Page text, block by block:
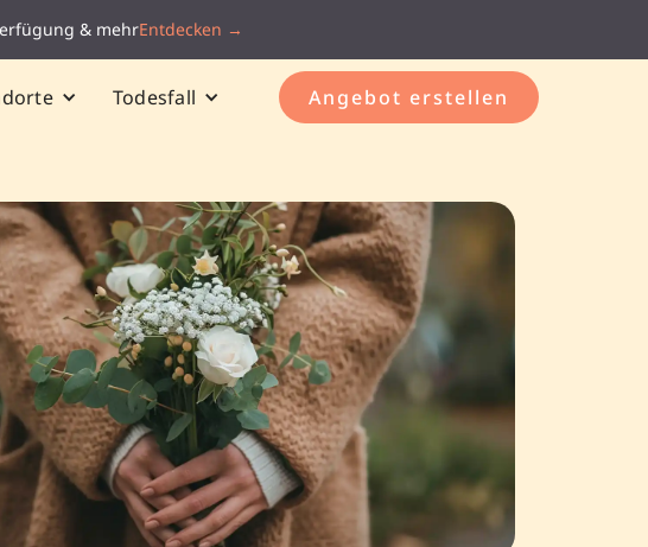
& mehrEntdecken →
Todesfall Angebot erstellen